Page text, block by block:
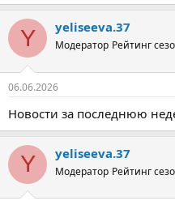
Y yeliseeva.37
Модератор Рейтинг
06.06.2026
Новости за последнюю
Y yeliseeva.37
Модератор Рейтинг